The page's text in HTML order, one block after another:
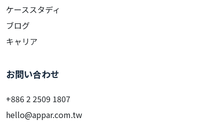
ケーススタディ
ブログ
キャリア
お問い合わせ
+886 2 2509 1807
hello@appar.com.tw